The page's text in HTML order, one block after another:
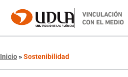
Inicio»Sostenibilidad